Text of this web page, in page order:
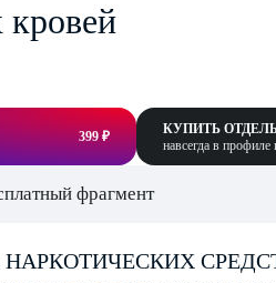
кровей
399 ₽
КУПИТЬ
навсегда в профиле
фрагмент